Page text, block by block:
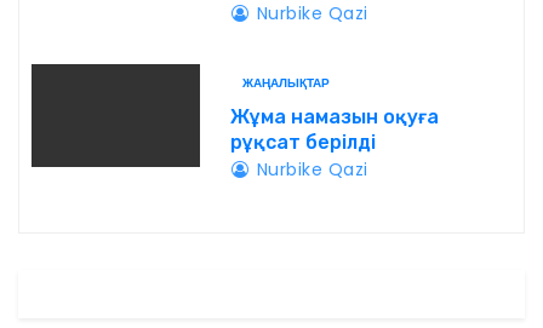
Nurbike Qazi
ЖАҢАЛЫҚТАР
Жұма намазын оқуға
рұқсат берілді
Nurbike Qazi